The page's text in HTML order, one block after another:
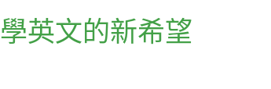
學英文的新希望